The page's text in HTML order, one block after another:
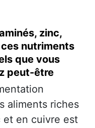
zinc,
nutriments
que vous
peut-être
aliments riches
et en cuivre est